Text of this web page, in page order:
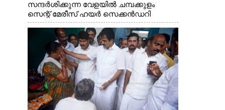
സന്ദർശിക്കുന്ന വേളയിൽ ചമ്പക്കുളം
സെന്റ് മേരീസ് ഹയർ സെക്കൻഡറി
സ്കൂളിലെ ക്യാമ്പിലെത്തിയ എ.ഐ.സി.സി
ജനറൽ സെക്രട്ടറി കെ.സി
വേണുഗോപാൽ എം.പി കുരുന്നിനെ
എടുത്ത് ലാളിച്ചപ്പോൾ. സഹകരണ-
എക്സൈസ് വകുപ്പ് മന്ത്രി എം. ലിജു,
കൃഷിവകുപ്പ് മന്ത്രി ടി. സിദ്ദിഖ്, റെജി
ചെറിയാൻ എം. എൽ. എ എന്നിവർ സമീപം